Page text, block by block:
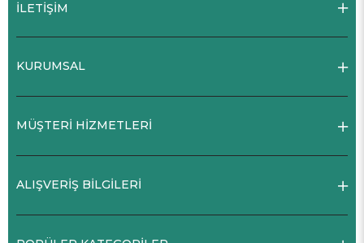
İLETİŞİM
KURUMSAL
MÜŞTERİ HİZMETLERİ
ALIŞVERİŞ BİLGİLERİ